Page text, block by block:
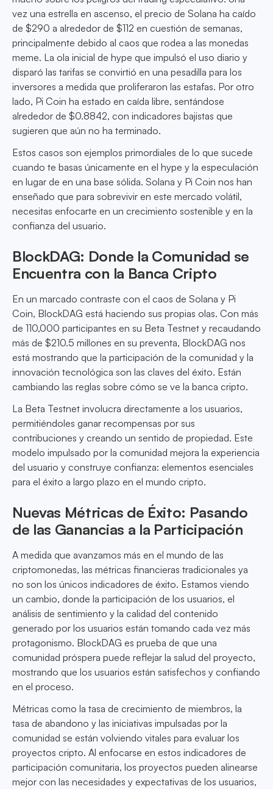
vez una estrella en ascenso, el precio de Solana ha caído
de $290 a alrededor de $112 en cuestión de semanas,
principalmente debido al caos que rodea a las monedas
meme. La ola inicial de hype que impulsó el uso diario y
disparó las tarifas se convirtió en una pesadilla para los
inversores a medida que proliferaron las estafas. Por otro
lado, Pi Coin ha estado en caída libre, sentándose
alrededor de $0.8842, con indicadores bajistas que
sugieren que aún no ha terminado.
Estos casos son ejemplos primordiales de lo que sucede
cuando te basas únicamente en el hype y la especulación
en lugar de en una base sólida. Solana y Pi Coin nos han
enseñado que para sobrevivir en este mercado volátil,
necesitas enfocarte en un crecimiento sostenible y en la
confianza del usuario.
BlockDAG: Donde la Comunidad se
Encuentra con la Banca Cripto
En un marcado contraste con el caos de Solana y Pi
Coin, BlockDAG está haciendo sus propias olas. Con más
de 110,000 participantes en su Beta Testnet y recaudando
más de $210.5 millones en su preventa, BlockDAG nos
está mostrando que la participación de la comunidad y la
innovación tecnológica son las claves del éxito. Están
cambiando las reglas sobre cómo se ve la banca cripto.
La Beta Testnet involucra directamente a los usuarios,
permitiéndoles ganar recompensas por sus
contribuciones y creando un sentido de propiedad. Este
modelo impulsado por la comunidad mejora la experiencia
del usuario y construye confianza: elementos esenciales
para el éxito a largo plazo en el mundo cripto.
Nuevas Métricas de Éxito: Pasando
de las Ganancias a la Participación
A medida que avanzamos más en el mundo de las
criptomonedas, las métricas financieras tradicionales ya
no son los únicos indicadores de éxito. Estamos viendo
un cambio, donde la participación de los usuarios, el
análisis de sentimiento y la calidad del contenido
generado por los usuarios están tomando cada vez más
protagonismo. BlockDAG es prueba de que una
comunidad próspera puede reflejar la salud del proyecto,
mostrando que los usuarios están satisfechos y confiando
en el proceso.
Métricas como la tasa de crecimiento de miembros, la
tasa de abandono y las iniciativas impulsadas por la
comunidad se están volviendo vitales para evaluar los
proyectos cripto. Al enfocarse en estos indicadores de
participación comunitaria, los proyectos pueden alinearse
mejor con las necesidades y expectativas de los usuarios,